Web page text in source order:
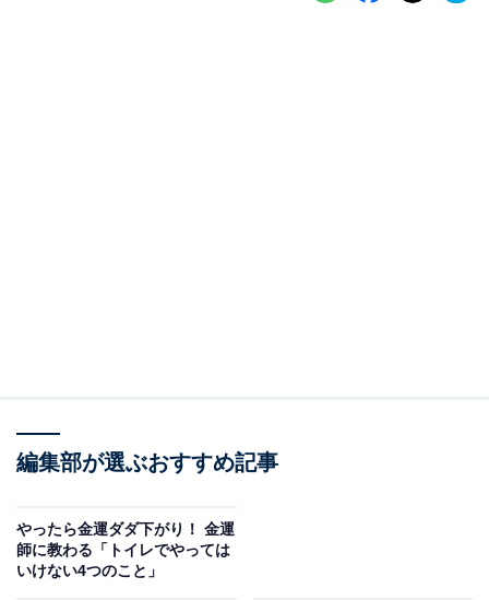
編集部が選ぶおすすめ記事
やったら金運ダダ下がり！ 金運
師に教わる「トイレでやっては
いけない4つのこと」